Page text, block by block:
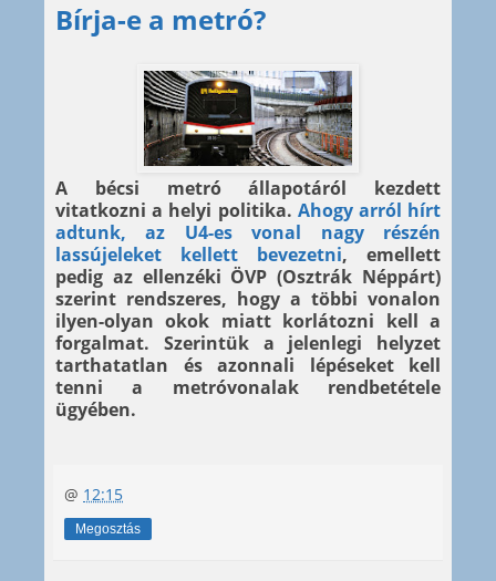
Bírja-e a metró?
A bécsi metró állapotáról kezdett
vitatkozni a helyi politika. Ahogy arról hírt
adtunk, az U4-es vonal nagy részén
lassújeleket kellett bevezetni, emellett
pedig az ellenzéki ÖVP (Osztrák Néppárt)
szerint rendszeres, hogy a többi vonalon
ilyen-olyan okok miatt korlátozni kell a
forgalmat. Szerintük a jelenlegi helyzet
tarthatatlan és azonnali lépéseket kell
tenni a metróvonalak rendbetétele
ügyében.
@ 12:15
Megosztás